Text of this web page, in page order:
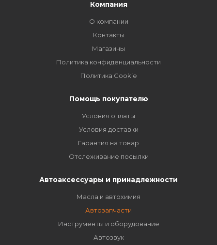
Компания
О компании
Контакты
Магазины
Политика конфиденциальности
Политика Cookie
Помощь покупателю
Условия оплаты
Условия доставки
Гарантия на товар
Отслеживание посылки
Автоаксессуары и принадлежности
Масла и автохимия
Автозапчасти
Инструменты и оборудование
Автозвук